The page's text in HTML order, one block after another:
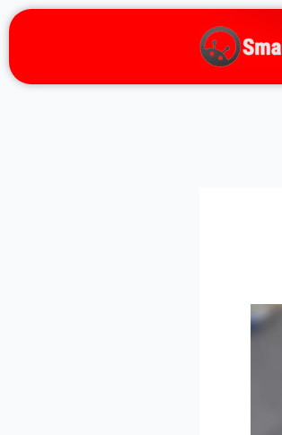
Zum
springen